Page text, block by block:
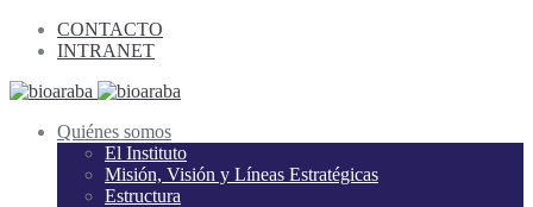
CONTACTO
INTRANET
Quiénes somos
El Instituto
Misión, Visión y Líneas Estratégicas
Estructura